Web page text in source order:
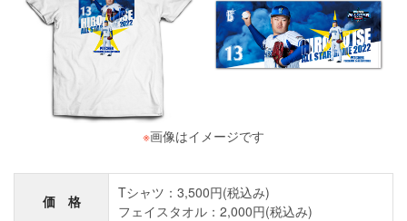
※画像はイメージです
価 格
Tシャツ：3,500円(税込み)
フェイスタオル：2,000円(税込み)